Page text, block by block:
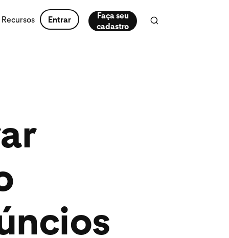
Recursos Entrar
Faça seu
cadastro